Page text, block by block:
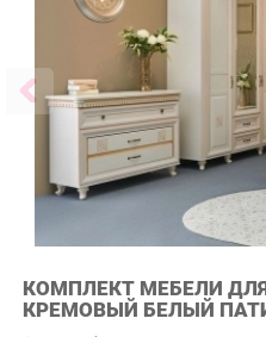
КОМПЛЕКТ МЕБЕЛИ
КРЕМОВЫЙ БЕЛЫЙ
Серия мебели для дома Марлен от